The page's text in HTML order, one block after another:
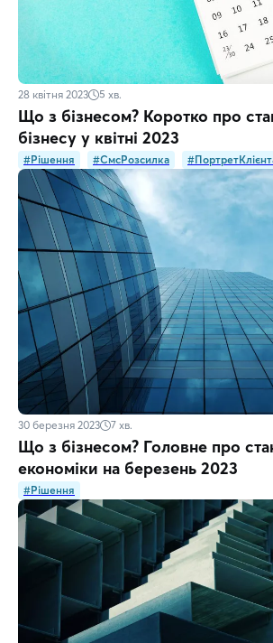
28 квітня 2023 5 хв.
Що з бізнесом? Коротко про
бізнесу у квітні 2023
#Рішення #СмсРозсилка
30 березня 2023 7 хв.
Що з бізнесом? Головне про
економіки на березень 2023
#Рішення